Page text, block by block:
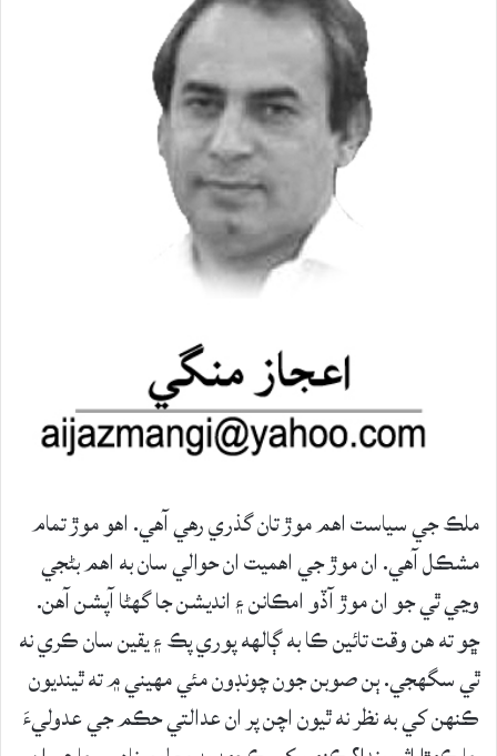
ملڪ جي سياست اهم موڙ تان گذري رهي آهي. اهو موڙ تمام
مشڪل آهي. ان موڙ جي اهميت ان حوالي سان به اهم بڻجي
وڃي ٿي جو ان موڙ آڏو امڪانن ۽ انديشن جا گهڻا آپشن آهن.
ڇو ته هن وقت تائين ڪا به ڳالهه پوري پڪ ۽ يقين سان ڪري نه
ٿي سگهجي. ٻن صوبن جون چونڊون مئي مهيني ۾ ته ٿينديون
ڪنهن کي به نظر نه ٿيون اچن پر ان عدالتي حڪم جي عدوليءَ